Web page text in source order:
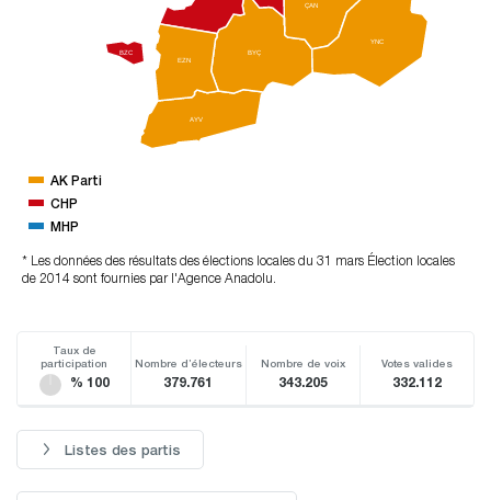
AYV
BYÇ
BZC
ÇAN
EZN
YNC
AK Parti
CHP
MHP
* Les données des résultats des élections locales du 31 mars Élection locales
de 2014 sont fournies par l'Agence Anadolu.
Taux de
participation
% 100
Nombre d’électeurs
379.761
Nombre de voix
343.205
Votes valides
332.112
Listes des partis